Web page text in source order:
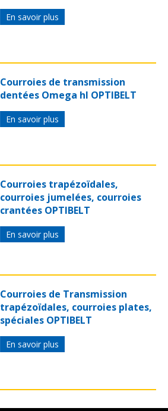
En savoir plus
Courroies de transmission
dentées Omega hl OPTIBELT
En savoir plus
Courroies trapézoïdales,
courroies jumelées, courroies
crantées OPTIBELT
En savoir plus
Courroies de Transmission
trapézoïdales, courroies plates,
spéciales OPTIBELT
En savoir plus